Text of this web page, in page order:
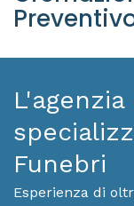
Funebri
Esperienza di